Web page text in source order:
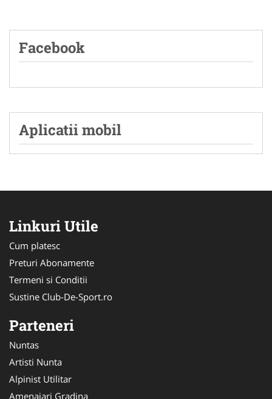
Facebook
Aplicatii mobil
Linkuri Utile
Cum platesc
Preturi Abonamente
Termeni si Conditii
Sustine Club-De-Sport.ro
Parteneri
Nuntas
Artisti Nunta
Alpinist Utilitar
Amenajari Gradina